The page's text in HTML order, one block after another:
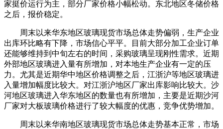
家挺价运行为主，部分厂家价格小幅松动。东北地区冬储价格
之后，报价稳定。
周末以来华东地区玻璃现货市场总体走势偏弱，生产企业
出库环比略有下降，市场信心平平。目前大部分加工企业订单
还能够维持到中旬左右的时间，采购玻璃呈现刚性需求。近期
外部地区玻璃进入量有所增加，对本地生产企业有一定的压
力。尤其是近期华中地区价格调整之后，江浙沪等地区玻璃进
入量增加幅度比较大。对江浙沪地区厂家出库影响比较大。沙
河地区玻璃进入华东地区的数量也有所增加，主要是近期沙河
厂家对大板玻璃价格进行了较大幅度的优惠，竞争优势增加。
周末以来华南地区玻璃现货市场总体走势基本正常，市场